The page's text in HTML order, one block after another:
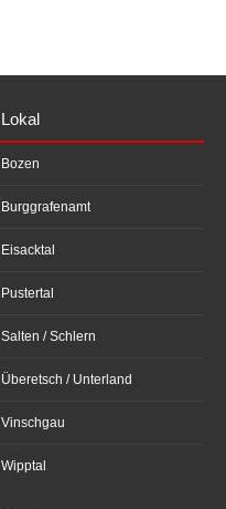
Lokal
Bozen
Burggrafenamt
Eisacktal
Pustertal
Salten / Schlern
Überetsch / Unterland
Vinschgau
Wipptal